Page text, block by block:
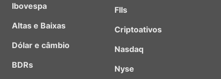
Ibovespa
Altas e Baixas
Dólar e câmbio
BDRs
FIIs
Criptoativos
Nasdaq
Nyse